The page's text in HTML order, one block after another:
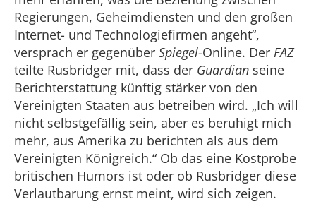
Regierungen, Geheimdiensten und den großen
Internet- und Technologiefirmen angeht“,
versprach er gegenüber Spiegel-Online. Der FAZ
teilte Rusbridger mit, dass der Guardian seine
Berichterstattung künftig stärker von den
Vereinigten Staaten aus betreiben wird. „Ich will
nicht selbstgefällig sein, aber es beruhigt mich
mehr, aus Amerika zu berichten als aus dem
Vereinigten Königreich.“ Ob das eine Kostprobe
britischen Humors ist oder ob Rusbridger diese
Verlautbarung ernst meint, wird sich zeigen.